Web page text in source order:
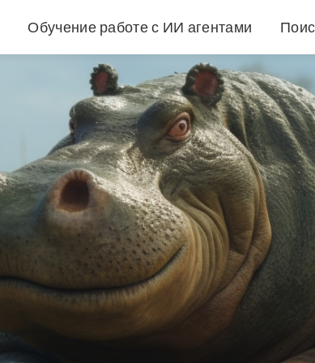
Обучение работе с ИИ агентами